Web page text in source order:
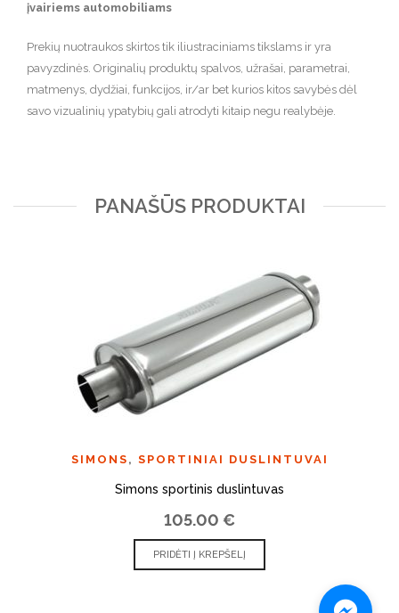
įvairiems automobiliams
Prekių nuotraukos skirtos tik iliustraciniams tikslams ir yra
pavyzdinės. Originalių produktų spalvos, užrašai, parametrai,
matmenys, dydžiai, funkcijos, ir/ar bet kurios kitos savybės dėl
savo vizualinių ypatybių gali atrodyti kitaip negu realybėje.
PANAŠŪS PRODUKTAI
SIMONS , SPORTINIAI DUSLINTUVAI
Simons sportinis duslintuvas
105.00 €
PRIDĖTI Į KREPŠELĮ